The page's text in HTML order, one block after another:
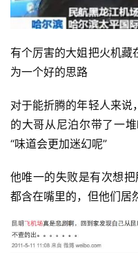
有个厉害的大姐把火机藏
为一个好的思路
对于能折腾的年轻人来说
的大哥从尼泊尔带了一
“味道会更加迷幻呢”
他唯一的失败是有次想
都含在嘴里的，但他们居